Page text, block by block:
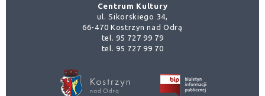
Centrum Kultury
ul. Sikorskiego 34,
66-470 Kostrzyn nad Odrą
tel. 95 727 99 79
tel. 95 727 99 70